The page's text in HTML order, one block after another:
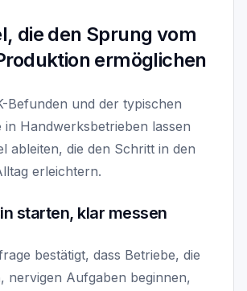
die den Sprung vom
ermöglichen
Befunden und der typischen
in Handwerksbetrieben lassen
ableiten, die den Schritt in den
erleichtern.
starten, klar messen
bestätigt, dass Betriebe, die
nervigen Aufgaben beginnen,